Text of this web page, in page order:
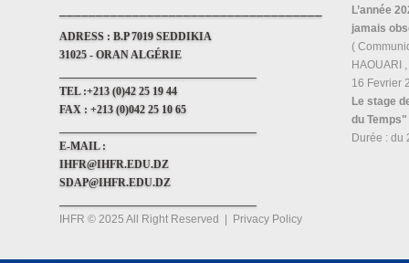
ADRESS : B.P 7019 SEDDIKIA
31025 - ORAN ALGÉRIE
TEL :+213 (0)42 25 19 44
FAX : +213 (0)042 25 10 65
E-MAIL :
IHFR@IHFR.EDU.DZ
SDAP@IHFR.EDU.DZ
IHFR © 2025 All Right Reserved
Privacy Policy
L’année
jamais
(
HAOUARI
16 Fevrier
Le stage
du Temps"
Durée : du